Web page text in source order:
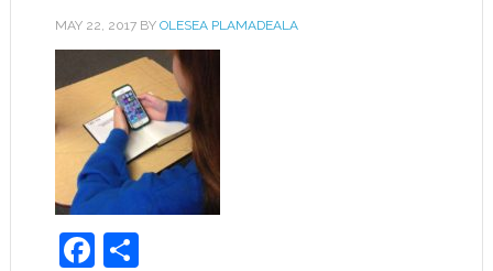
MAY 22, 2017BY OLESEA PLAMADEALA
Facebook
Share